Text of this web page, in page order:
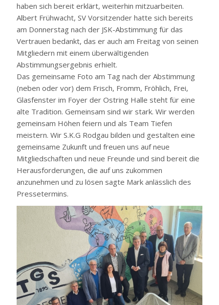
haben sich bereit erklärt, weiterhin mitzuarbeiten.
Albert Frühwacht, SV Vorsitzender hatte sich bereits
am Donnerstag nach der JSK-Abstimmung für das
Vertrauen bedankt, das er auch am Freitag von seinen
Mitgliedern mit einem überwältigenden
Abstimmungsergebnis erhielt.
Das gemeinsame Foto am Tag nach der Abstimmung
(neben oder vor) dem Frisch, Fromm, Fröhlich, Frei,
Glasfenster im Foyer der Ostring Halle steht für eine
alte Tradition. Gemeinsam sind wir stark. Wir werden
gemeinsam Höhen feiern und als Team Tiefen
meistern. Wir S.K.G Rodgau bilden und gestalten eine
gemeinsame Zukunft und freuen uns auf neue
Mitgliedschaften und neue Freunde und sind bereit die
Herausforderungen, die auf uns zukommen
anzunehmen und zu lösen sagte Mark anlässlich des
Pressetermins.